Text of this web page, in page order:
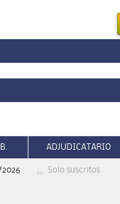
ADJUDICATARIO
Solo suscritos